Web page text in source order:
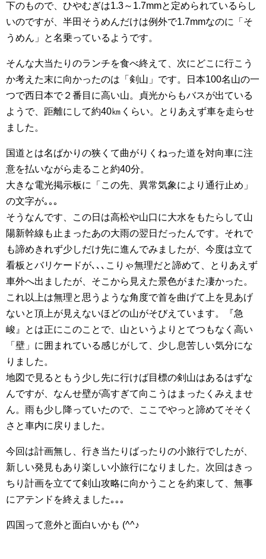
下のもので、ひやむぎは1.3～1.7mmと定められているらし
いのですが、半田そうめんだけは例外で1.7mmなのに「そ
うめん」と名乗っているようです。
そんな大当たりのランチを食べ終えて、次にどこに行こう
か考えた末に向かったのは「剣山」です。日本100名山の一
つで西日本で２番目に高い山。貞光からもバスが出ている
ようで、距離にして約40㎞くらい。とりあえず車を走らせ
ました。
国道とは名ばかりの狭くて曲がりくねった道を対向車に注
意を払いながら走ること約40分。
大きな電光掲示板に「この先、異常気象により通行止め」
の文字が｡｡｡
そうなんです、この日は高松や山口に大水をもたらして山
陽新幹線も止まったあの大雨の翌日だったんです。それで
も諦めきれず少しだけ先に進んでみましたが、今度は立て
看板とバリケードが､､､こりゃ無理だと諦めて、とりあえず
車外へ出ましたが、そこから見えた景色がまた凄かった。
これ以上は無理と思うような角度で首を曲げて上を見あげ
ないと頂上が見えないほどの山がそびえています。『急
峻』とは正にこのことで、山というよりとてつもなく高い
「壁」に囲まれている感じがして、少し息苦しい気分にな
りました。
地図で見るともう少し先に行けば目標の剣山はあるはずな
んですが、なんせ壁が高すぎて向こうはまったくみえませ
ん。雨も少し降っていたので、ここでやっと諦めてそそく
さと車内に戻りました。
今回は計画無し、行き当たりばったりの小旅行でしたが、
新しい発見もあり楽しい小旅行になりました。次回はきっ
ちり計画を立てて剣山攻略に向かうことを約束して、無事
にアテンドを終えました｡｡｡
四国って意外と面白いかも (^^♪